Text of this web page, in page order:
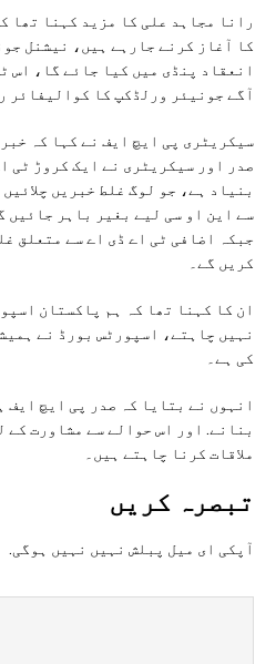
رانا مجاہد علی کا مزید کہنا تھا
کا آغاز کرنے جارہے ہیں، نیشنل
انعقاد پنڈی میں کیا جائے گا، اس
آگے جونیئر ورلڈکپ کا کوالیفائر
سیکریٹری پی ایچ ایف نے کہا کہ
صدر اور سیکریٹری نے ایک کروڑ ٹی
بنیاد ہے، جو لوگ غلط خبریں
سے این او سی لیے بغیر باہر جائیں
جبکہ اضافی ٹی اے ڈی اے سے متعلق
کریں گے۔
ان کا کہنا تھا کہ ہم پاکستان
نہیں چاہتے، اسپورٹس بورڈ نے
کی ہے۔
انہوں نے بتایا کہ صدر پی ایچ ایف
بنانے. اور اس حوالے سے مشاورت کے
ملاقات کرنا چاہتے ہیں۔
تبصرہ کريں
آپکی ای ميل پبلش نہيں نہيں ہوگی.